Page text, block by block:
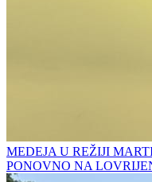
MEDEJA U REŽIJI
PONOVNO NA